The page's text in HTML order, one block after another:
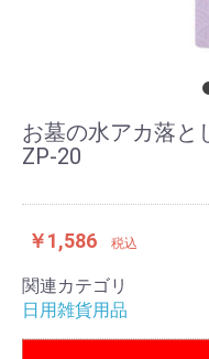
お墓の水アカ落と
ZP-20
￥1,586 税込
関連カテゴリ
日用雑貨用品